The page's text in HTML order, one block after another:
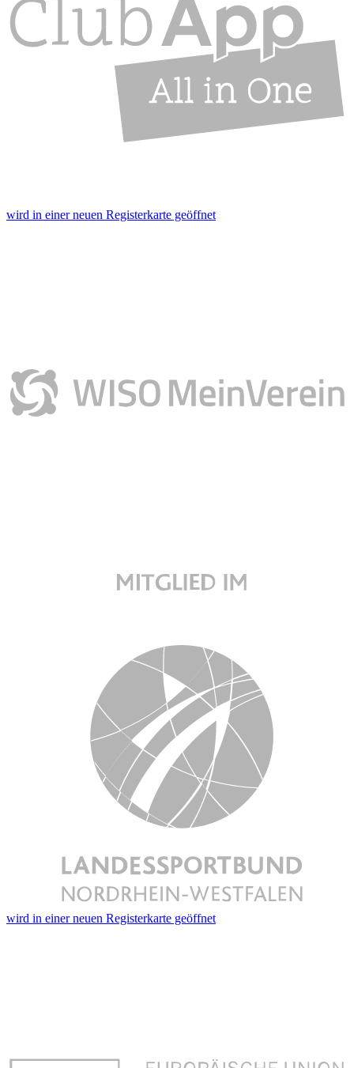
wird in einer neuen Registerkarte geöffnet
wird in einer neuen Registerkarte geöffnet